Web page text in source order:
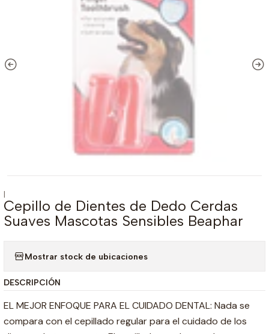
|
Cepillo de Dientes de Dedo Cerdas
Suaves Mascotas Sensibles Beaphar
Mostrar stock de ubicaciones
DESCRIPCIÓN
EL MEJOR ENFOQUE PARA EL CUIDADO DENTAL: Nada se
compara con el cepillado regular para el cuidado de los